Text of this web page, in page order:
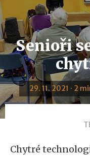
Senioři
29. 11. 2021 · 2
Chytré